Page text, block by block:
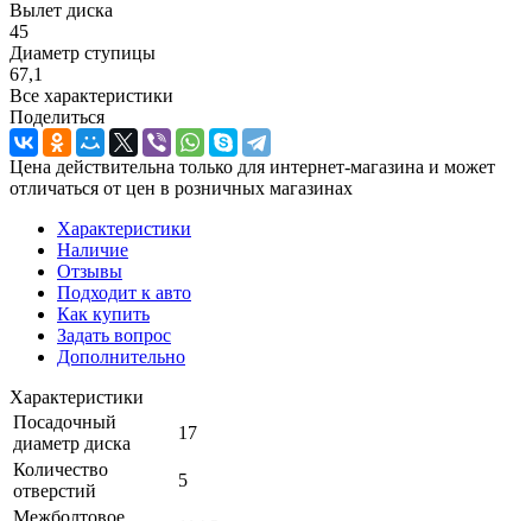
Вылет диска
45
Диаметр ступицы
67,1
Все характеристики
Поделиться
Цена действительна только для интернет-магазина и может
отличаться от цен в розничных магазинах
Характеристики
Наличие
Отзывы
Подходит к авто
Как купить
Задать вопрос
Дополнительно
Характеристики
Посадочный
диаметр диска
17
Количество
отверстий
5
Межболтовое